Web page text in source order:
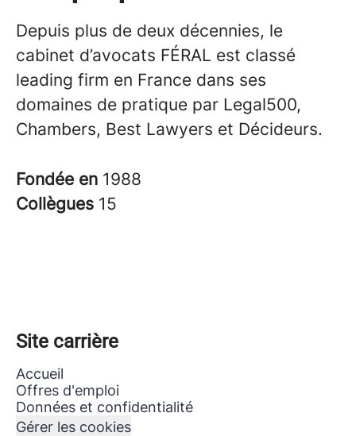
Depuis plus de deux décennies, le
cabinet d’avocats FÉRAL est classé
leading firm en France dans ses
domaines de pratique par Legal500,
Chambers, Best Lawyers et Décideurs.
Fondée en 1988
Collègues 15
Site carrière
Accueil
Offres d'emploi
Données et confidentialité
Gérer les cookies